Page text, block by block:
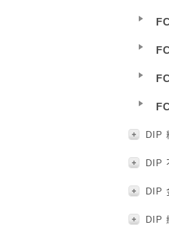
DIP
DIP
DIP
DIP